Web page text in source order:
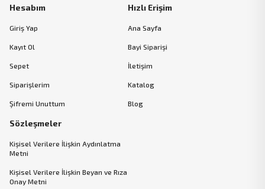
Hesabım
Giriş Yap
Kayıt Ol
Sepet
Siparişlerim
Şifremi Unuttum
Hızlı Erişim
Ana Sayfa
Bayi Siparişi
İletişim
Katalog
Blog
Sözleşmeler
Kişisel Verilere İlişkin Aydınlatma
Metni
Kişisel Verilere İlişkin Beyan ve Rıza
Onay Metni